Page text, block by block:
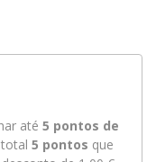
até 5 pontos de
5 pontos que